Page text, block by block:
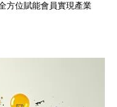
方位賦能會員實現產業